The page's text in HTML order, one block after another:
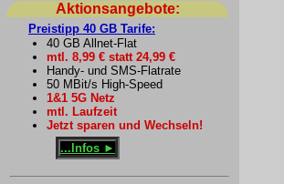
Aktionsangebote:
Preistipp 40 GB Tarife:
40 GB Allnet-Flat
mtl. 8,99 € statt 24,99 €
Handy- und SMS-Flatrate
50 MBit/s High-Speed
1&1 5G Netz
mtl. Laufzeit
Jetzt sparen und Wechseln!
...Infos ►